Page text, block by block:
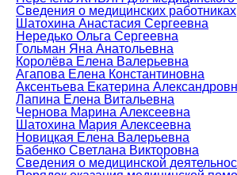
Сведения о медицинских работниках
Шатохина Анастасия Сергеевна
Нередько Ольга Сергеевна
Гольман Яна Анатольевна
Королёва Елена Валерьевна
Агапова Елена Константиновна
Аксентьева Екатерина
Лапина Елена Витальевна
Чернова Марина Алексеевна
Шатохина Мария Алексеевна
Новицкая Елена Валерьевна
Бабенко Светлана Викторовна
Сведения о медицинской